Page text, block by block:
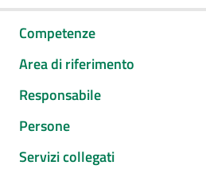
Competenze
Area di riferimento
Responsabile
Persone
Servizi collegati